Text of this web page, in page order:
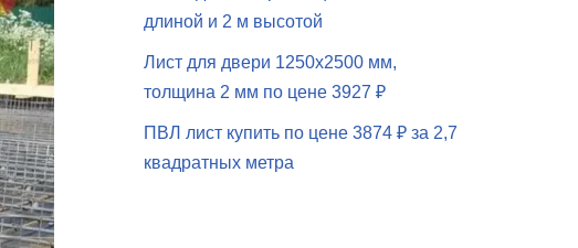
длиной и 2 м высотой
Лист для двери 1250х2500 мм,
толщина 2 мм по цене 3927 ₽
ПВЛ лист купить по цене 3874 ₽ за 2,7
квадратных метра